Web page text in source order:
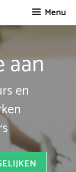
Menu
aan
en